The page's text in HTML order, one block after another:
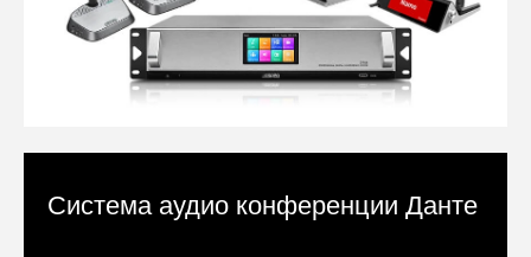
Система аудио конференции Данте